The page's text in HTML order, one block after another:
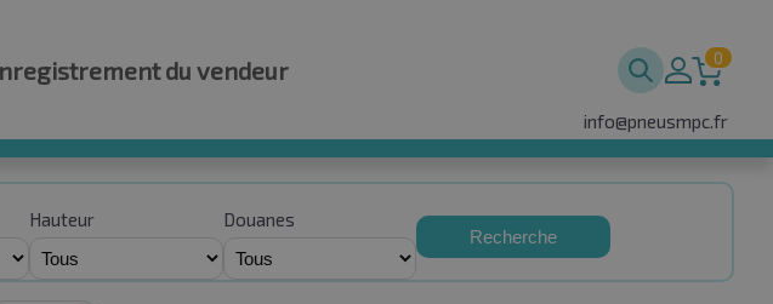
du vendeur 0
info@pneusmpc.fr
Hauteur Douanes
Recherche